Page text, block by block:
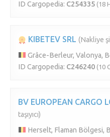
ID Cargopedia: C254335 (18
KIBETEV SRL (Nakliye
Grâce-Berleur, Valonya,
ID Cargopedia: C246240 (10
BV EUROPEAN CARGO
taşıyıcı)
Herselt, Flaman Bölgesi,